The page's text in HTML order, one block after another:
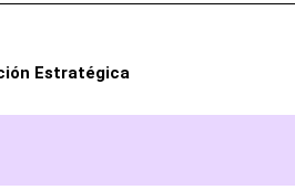
Estratégica